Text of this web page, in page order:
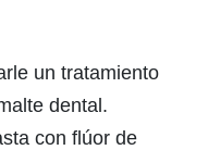
un tratamiento
dental.
con flúor de